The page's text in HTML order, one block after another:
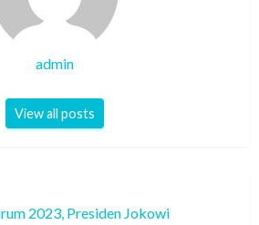
admin
View all posts
2023, Presiden Jokowi